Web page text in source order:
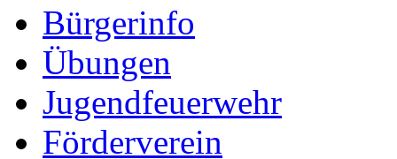
Bürgerinfo
Übungen
Jugendfeuerwehr
Förderverein